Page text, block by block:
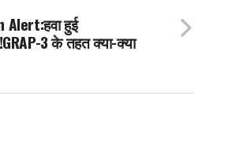
Alert:हवा हुई
3 के तहत क्या-क्या